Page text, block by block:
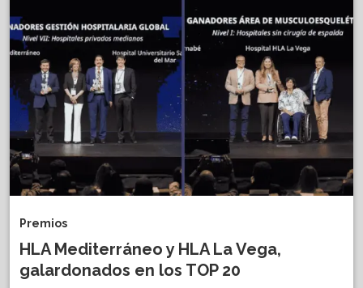
Premios
HLA Mediterráneo y HLA La Vega,
galardonados en los TOP 20